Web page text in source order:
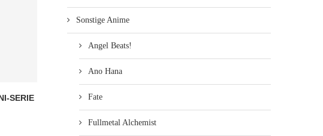
SERIE
Sonstige Anime
Angel Beats!
Ano Hana
Fate
Fullmetal Alchemist